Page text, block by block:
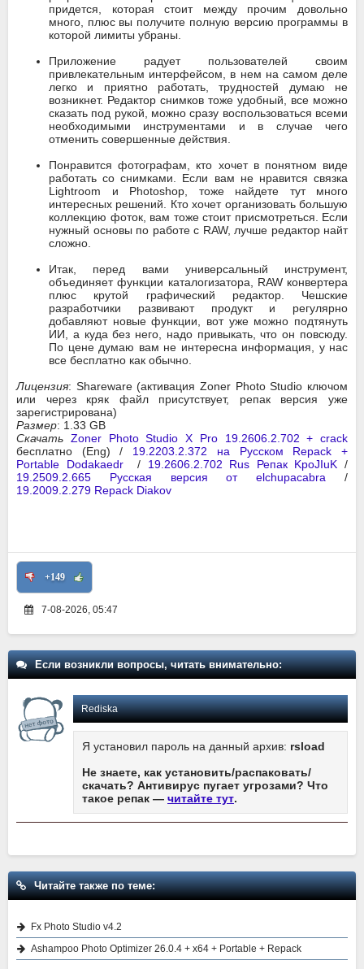
придется, которая стоит между прочим довольно
много, плюс вы получите полную версию программы в
которой лимиты убраны.
Приложение радует пользователей своим
привлекательным интерфейсом, в нем на самом деле
легко и приятно работать, трудностей думаю не
возникнет. Редактор снимков тоже удобный, все можно
сказать под рукой, можно сразу воспользоваться всеми
необходимыми инструментами и в случае чего
отменить совершенные действия.
Понравится фотографам, кто хочет в понятном виде
работать со снимками. Если вам не нравится связка
Lightroom и Photoshop, тоже найдете тут много
интересных решений. Кто хочет организовать большую
коллекцию фоток, вам тоже стоит присмотреться. Если
нужный основы по работе с RAW, лучше редактор найт
сложно.
Итак, перед вами универсальный инструмент,
объединяет функции каталогизатора, RAW конвертера
плюс крутой графический редактор. Чешские
разработчики развивают продукт и регулярно
добавляют новые функции, вот уже можно подтянуть
ИИ, а куда без него, надо привыкать, что он повсюду.
По цене думаю вам не интересна информация, у нас
все бесплатно как обычно.
Лицензия: Shareware (активация Zoner Photo Studio ключом
или через кряк файл присутствует, репак версия уже
зарегистрирована)
Размер: 1.33 GB
Скачать Zoner Photo Studio X Pro 19.2606.2.702 + crack
бесплатно (Eng) / 19.2203.2.372 на Русском Repack +
Portable Dodakaedr/ 19.2606.2.702 Rus Репак KpoJIuK /
19.2509.2.665 Русская версия от elchupacabra /
19.2009.2.279 Repack Diakov
+149
7-08-2026, 05:47
Если возникли вопросы, читать внимательно:
Rediska
Я установил пароль на данный архив: rsload
Не знаете, как установить/распаковать/
скачать? Антивирус пугает угрозами? Что
такое репак — читайте тут.
Читайте также по теме:
Fx Photo Studio v4.2
Ashampoo Photo Optimizer 26.0.4 + x64 + Portable + Repack